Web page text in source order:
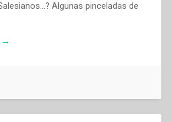
Algunas pinceladas de
“Ángel
→